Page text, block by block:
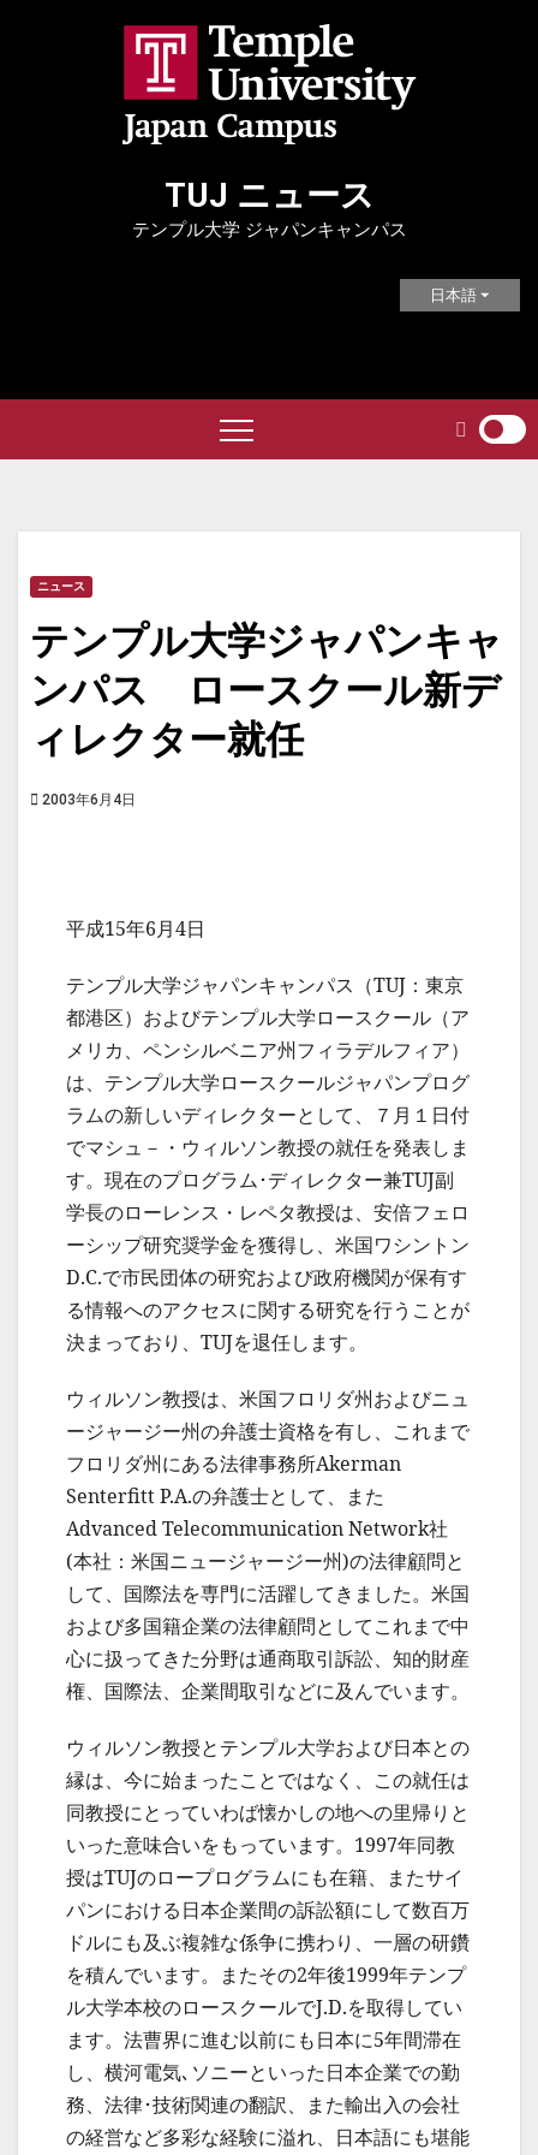
TUJ ニュース
テンプル大学 ジャパンキャンパス
日本語
ニュース
テンプル大学ジャパンキャ
ンパス ロースクール新デ
ィレクター就任
2003年6月4日
平成15年6月4日
テンプル大学ジャパンキャンパス（TUJ：東京
都港区）およびテンプル大学ロースクール（ア
メリカ、ペンシルベニア州フィラデルフィア）
は、テンプル大学ロースクールジャパンプログ
ラムの新しいディレクターとして、７月１日付
でマシュ－・ウィルソン教授の就任を発表しま
す。現在のプログラム･ディレクター兼TUJ副
学長のローレンス・レペタ教授は、安倍フェロ
ーシップ研究奨学金を獲得し、米国ワシントン
D.C.で市民団体の研究および政府機関が保有す
る情報へのアクセスに関する研究を行うことが
決まっており、TUJを退任します。
ウィルソン教授は、米国フロリダ州およびニュ
ージャージー州の弁護士資格を有し、これまで
フロリダ州にある法律事務所Akerman
Senterfitt P.A.の弁護士として、また
Advanced Telecommunication Network社
(本社：米国ニュージャージー州)の法律顧問と
して、国際法を専門に活躍してきました。米国
および多国籍企業の法律顧問としてこれまで中
心に扱ってきた分野は通商取引訴訟、知的財産
権、国際法、企業間取引などに及んでいます。
ウィルソン教授とテンプル大学および日本との
縁は、今に始まったことではなく、この就任は
同教授にとっていわば懐かしの地への里帰りと
いった意味合いをもっています。1997年同教
授はTUJのロープログラムにも在籍、またサイ
パンにおける日本企業間の訴訟額にして数百万
ドルにも及ぶ複雑な係争に携わり、一層の研鑽
を積んでいます。またその2年後1999年テンプ
ル大学本校のロースクールでJ.D.を取得してい
ます。法曹界に進む以前にも日本に5年間滞在
し、横河電気､ソニーといった日本企業での勤
務、法律･技術関連の翻訳、また輸出入の会社
の経営など多彩な経験に溢れ、日本語にも堪能